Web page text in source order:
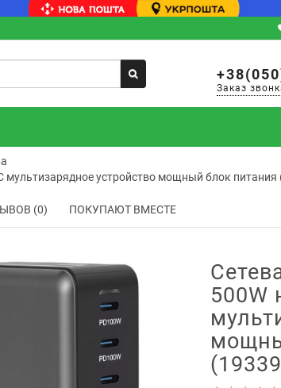
Заказ
мультизарядное устройство мощный блок питания
(0) ПОКУПАЮТ ВМЕСТЕ
500W